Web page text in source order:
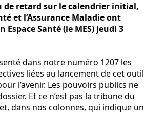
de retard sur le calendrier initial,
et l’Assurance Maladie ont
Santé (le MES) jeudi 3
dans notre numéro 1207 les
liées au lancement de cet outil
l’avenir. Les pouvoirs publics ne
Et ce n’est pas la tribune du
dans nos colonnes, qui indique un